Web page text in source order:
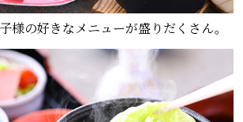
様の好きなメニューが盛りだくさん。